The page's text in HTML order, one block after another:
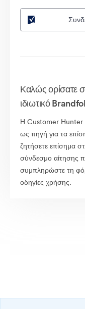
Καλώς ορίσατε
ιδιωτικό
Η Customer Hunter
ως πηγή για τα
ζητήσετε επίσημα
σύνδεσμο αίτησης
συμπληρώστε τη
οδηγίες χρήσης.